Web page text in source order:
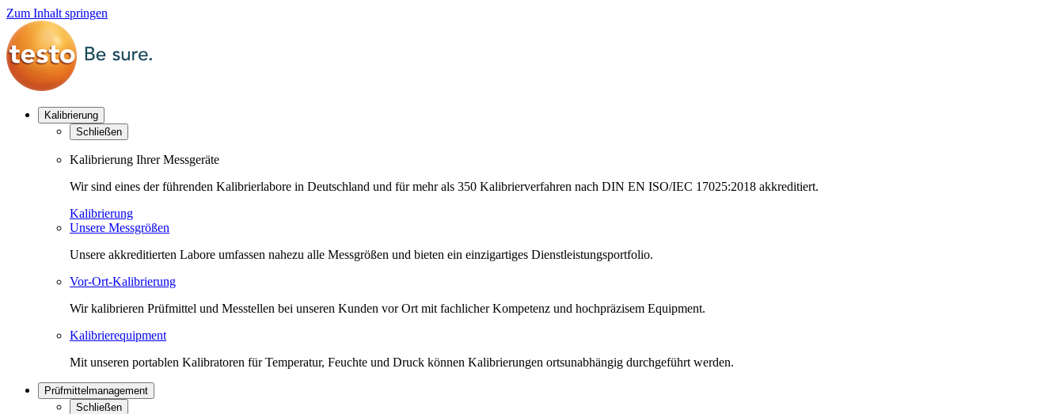
Zum Inhalt springen
Kalibrierung
Schließen
Kalibrierung Ihrer Messgeräte
Wir sind eines der führenden Kalibrierlabore in Deutschland und für mehr als 350 Kalibrierverfahren nach DIN EN ISO/IEC 17025:2018 akkreditiert.
Kalibrierung
Unsere Messgrößen
Unsere akkreditierten Labore umfassen nahezu alle Messgrößen und bieten ein einzigartiges Dienstleistungsportfolio.
Vor-Ort-Kalibrierung
Wir kalibrieren Prüfmittel und Messtellen bei unseren Kunden vor Ort mit fachlicher Kompetenz und hochpräzisem Equipment.
Kalibrierequipment
Mit unseren portablen Kalibratoren für Temperatur, Feuchte und Druck können Kalibrierungen ortsunabhängig durchgeführt werden.
Prüfmittelmanagement
Schließen